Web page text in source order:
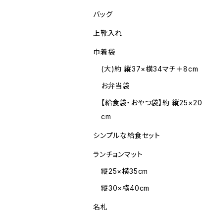
バッグ
上靴入れ
巾着袋
(大)約 縦37×横34マチ＋8cm
お弁当袋
【給食袋・おやつ袋】約 縦25×20
cm
シンプルな給食セット
ランチョンマット
縦25×横35cm
縦30×横40cm
名札